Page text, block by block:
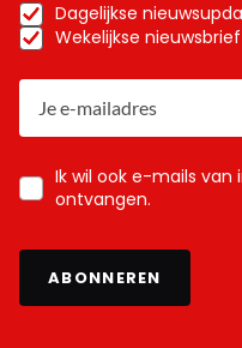
Dagelijkse
Wekelijkse nieuwsbrief
Ik wil ook e-mails
ontvangen.
ABONNEREN